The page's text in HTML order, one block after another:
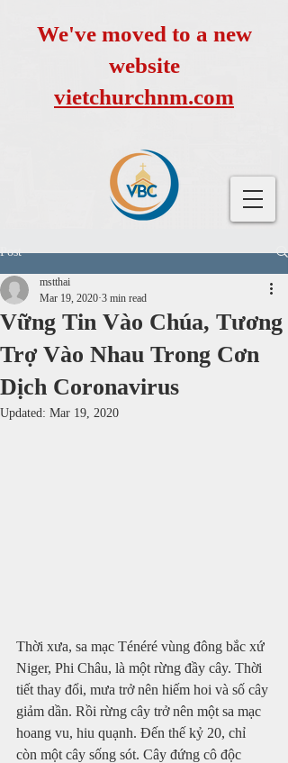
We've moved to a new
website
vietchurchnm.com
Post
Vững Tin Vào Chúa, Tương
Trợ Vào Nhau Trong Cơn
Dịch Coronavirus
mstthai
Mar 19, 2020 3 min read
Updated: Mar 19, 2020
Thời xưa, sa mạc Ténéré vùng đông bắc xứ
Niger, Phi Châu, là một rừng đầy cây. Thời
tiết thay đổi, mưa trở nên hiếm hoi và số cây
giảm dần. Rồi rừng cây trở nên một sa mạc
hoang vu, hiu quạnh. Đến thế kỷ 20, chỉ
còn một cây sống sót. Cây đứng cô độc